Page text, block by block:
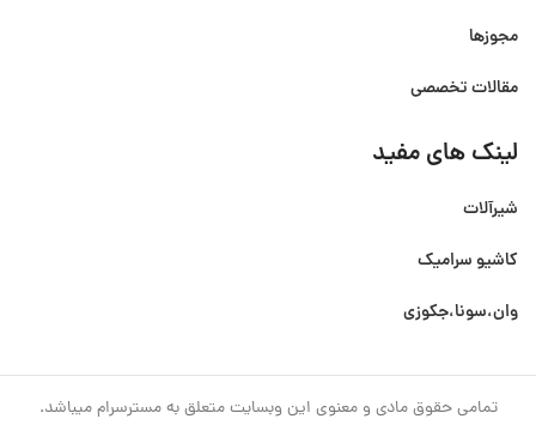
مجوزها
مقالات تخصصی
لینک های مفید
شیرآلات
کاشیو سرامیک
وان،سونا،جکوزی
تمامی حقوق مادی و معنوی این وبسایت متعلق به مسترسرام میباشد.